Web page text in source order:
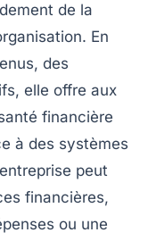
de la
En
, des
, elle offre aux
financière
à des systèmes
peut
financières,
ou une